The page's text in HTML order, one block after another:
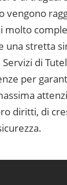
vengono
molto
una stretta
di
per
diritti, di